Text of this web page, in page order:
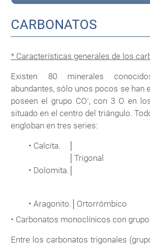
CARBONATOS
* Características generales de los
Existen 80 minerales
abundantes, sólo unos pocos se han
poseen el grupo CO-, con 3 O en
situado en el centro del triángulo.
engloban en tres series:
• Calcita.
│Trigonal
• Dolomita.
• Aragonito.
Ortorrómbico
• Carbonatos monoclínicos con
Entre los carbonatos trigonales